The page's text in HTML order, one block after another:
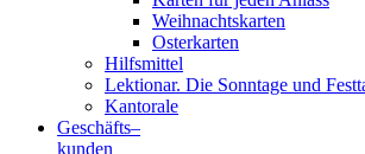
Weihnachtskarten
Osterkarten
Hilfsmittel
Lektionar. Die Sonntage und
Kantorale
Geschäfts­–
kunden